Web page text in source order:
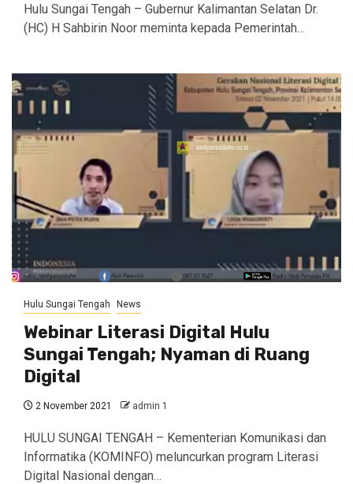
Hulu Sungai Tengah – Gubernur Kalimantan Selatan Dr.
(HC) H Sahbirin Noor meminta kepada Pemerintah…
Hulu Sungai Tengah News
Webinar Literasi Digital Hulu
Sungai Tengah; Nyaman di Ruang
Digital
2 November 2021 admin 1
HULU SUNGAI TENGAH – Kementerian Komunikasi dan
Informatika (KOMINFO) meluncurkan program Literasi
Digital Nasional dengan…